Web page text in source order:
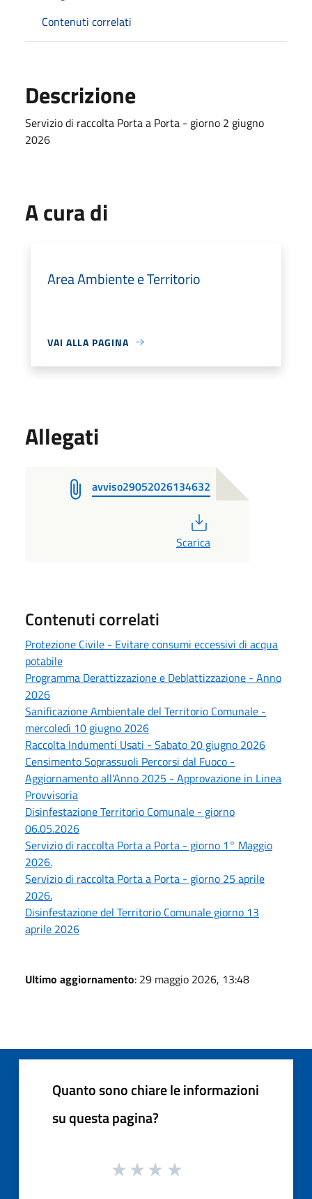
Contenuti correlati
Descrizione
Servizio di raccolta Porta a Porta - giorno 2 giugno
2026
A cura di
Area Ambiente e Territorio
VAI ALLA PAGINA
Allegati
avviso29052026134632
Scarica
Contenuti correlati
Protezione Civile - Evitare consumi eccessivi di acqua
potabile
Programma Derattizzazione e Deblattizzazione - Anno
2026
Sanificazione Ambientale del Territorio Comunale -
mercoledì 10 giugno 2026
Raccolta Indumenti Usati - Sabato 20 giugno 2026
Censimento Soprassuoli Percorsi dal Fuoco -
Aggiornamento all'Anno 2025 - Approvazione in Linea
Provvisoria
Disinfestazione Territorio Comunale - giorno
06.05.2026
Servizio di raccolta Porta a Porta - giorno 1° Maggio
2026.
Servizio di raccolta Porta a Porta - giorno 25 aprile
2026.
Disinfestazione del Territorio Comunale giorno 13
aprile 2026
Ultimo aggiornamento: 29 maggio 2026, 13:48
Quanto sono chiare le informazioni
su questa pagina?